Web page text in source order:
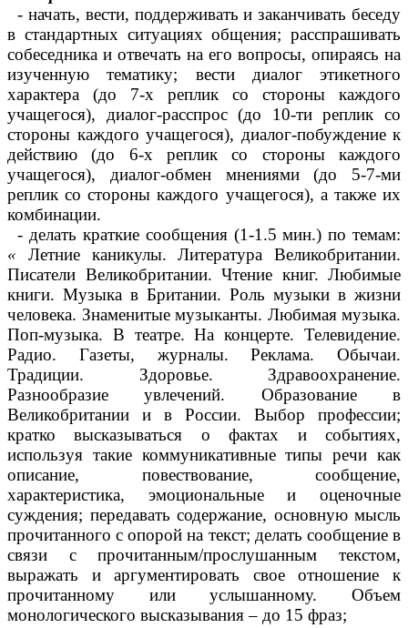
- начать, вести, поддерживать и заканчивать беседу
в стандартных ситуациях общения; расспрашивать
собеседника и отвечать на его вопросы, опираясь на
изученную тематику; вести диалог этикетного
характера (до 7-х реплик со стороны каждого
учащегося), диалог-расспрос (до 10-ти реплик со
стороны каждого учащегося), диалог-побуждение к
действию (до 6-х реплик со стороны каждого
учащегося), диалог-обмен мнениями (до 5-7-ми
реплик со стороны каждого учащегося), а также их
комбинации.
- делать краткие сообщения (1-1.5 мин.) по темам:
« Летние каникулы. Литература Великобритании.
Писатели Великобритании. Чтение книг. Любимые
книги. Музыка в Британии. Роль музыки в жизни
человека. Знаменитые музыканты. Любимая музыка.
Поп-музыка. В театре. На концерте. Телевидение.
Радио. Газеты, журналы. Реклама. Обычаи.
Традиции. Здоровье. Здравоохранение.
Разнообразие увлечений. Образование в
Великобритании и в России. Выбор профессии;
кратко высказываться о фактах и событиях,
используя такие коммуникативные типы речи как
описание, повествование, сообщение,
характеристика, эмоциональные и оценочные
суждения; передавать содержание, основную мысль
прочитанного с опорой на текст; делать сообщение в
связи с прочитанным/прослушанным текстом,
выражать и аргументировать свое отношение к
прочитанному или услышанному. Объем
монологического высказывания – до 15 фраз;